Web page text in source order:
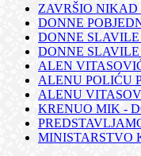
ZAVRŠIO
DONNE
DONNE
DONNE
ALEN
ALENU POLIĆU
ALENU
KRENUO MIK -
MINISTARSTVO